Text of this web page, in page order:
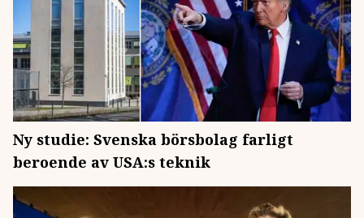
Ny studie: Svenska börsbolag farligt
beroende av USA:s teknik